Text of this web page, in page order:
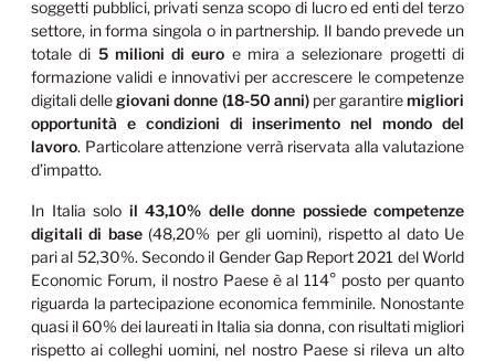
soggetti pubblici, privati senza scopo di lucro ed enti del terzo
settore, in forma singola o in partnership. Il bando prevede un
totale di 5 milioni di euro e mira a selezionare progetti di
formazione validi e innovativi per accrescere le competenze
digitali dellegiovani donne (18-50 anni)per garantiremigliori
opportunità e condizioni di inserimento nel mondo del
lavoro. Particolare attenzione verrà riservata alla valutazione
d’impatto.
In Italia solo il 43,10% delle donne possiede competenze
digitali di base(48,20% per gli uomini), rispetto al dato Ue
pari al 52,30%. Secondo il Gender Gap Report 2021 del World
Economic Forum, il nostro Paese è al 114° posto per quanto
riguarda la partecipazione economica femminile. Nonostante
quasi il 60% dei laureati in Italia sia donna, con risultati migliori
rispetto ai colleghi uomini, nel nostro Paese si rileva un alto